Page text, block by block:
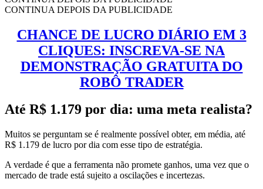
CONTINUA DEPOIS DA PUBLICIDADE
CHANCE DE LUCRO DIÁRIO EM 3
CLIQUES: INSCREVA-SE NA
DEMONSTRAÇÃO GRATUITA DO
ROBÔ TRADER
Até R$ 1.179 por dia: uma meta realista?
Muitos se perguntam se é realmente possível obter, em média, até
R$ 1.179 de lucro por dia com esse tipo de estratégia.
A verdade é que a ferramenta não promete ganhos, uma vez que o
mercado de trade está sujeito a oscilações e incertezas.